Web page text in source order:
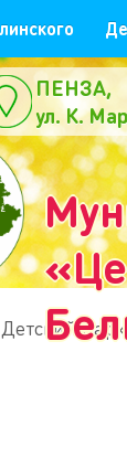
ПЕНЗА,
ул. К.
Детский